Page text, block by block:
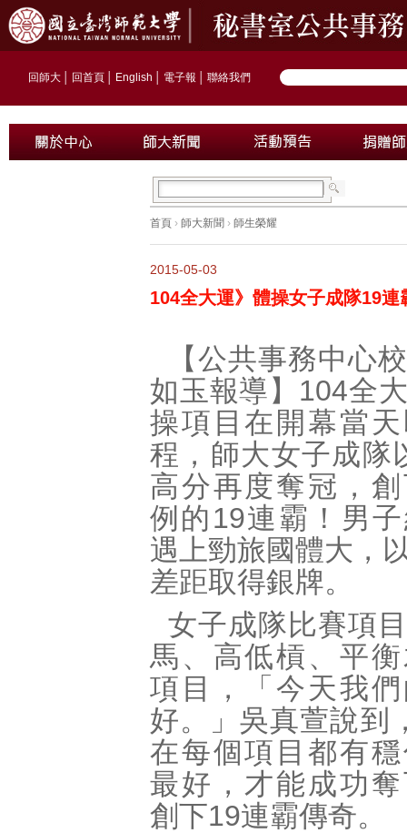
回師大 回首頁 English 電子報 聯絡我們
首頁 › 師大新聞 › 師生榮耀
2015-05-03
104全大運》體操女子成隊19
【公共事務中心
如玉報導】 104全
操項目在開幕當
程，師大女子成隊
高分再度奪冠，
例的19連霸！男
遇上勁旅國體大，
差距取得銀牌。
女子成隊比賽項
馬、高低槓、平
項目，「今天我
好。」吳真萱說到
在每個項目都有
最好，才能成功
創下19連霸傳奇。